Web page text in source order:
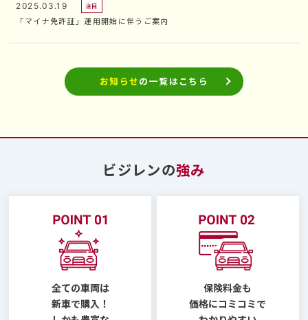
2025.03.19 注目
「マイナ免許証」運用開始に伴うご案内
お知らせ の一覧はこちら
ビジレンの強み
全ての車両は
新車で購入！
保険料金も
価格にコミコミで